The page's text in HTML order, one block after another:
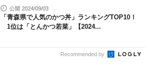
公開 2024/09/03
「青森県で人気のかつ丼」ランキングTOP10！
1位は「とんかつ若菜」【2024...
Recommended by